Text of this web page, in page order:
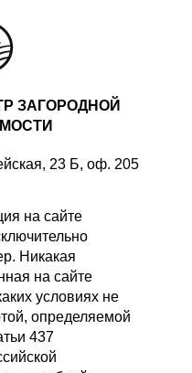
ЗАГОРОДНОЙ
23 Б, оф. 205
на сайте
Никакая
на сайте
условиях не
определяемой
437